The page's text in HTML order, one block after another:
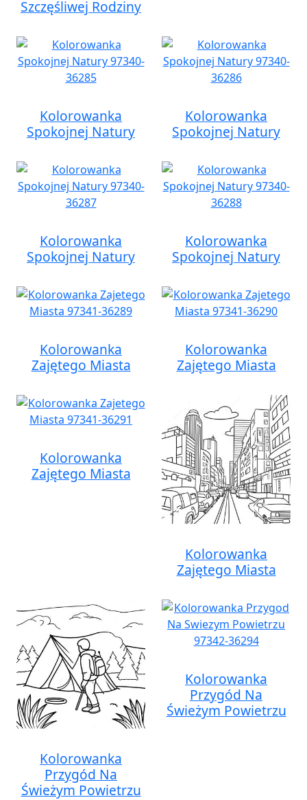
Szczęśliwej Rodziny
Kolorowanka
Spokojnej Natury
Kolorowanka
Spokojnej Natury
Kolorowanka
Spokojnej Natury
Kolorowanka
Spokojnej Natury
Kolorowanka
Zajętego Miasta
Kolorowanka
Zajętego Miasta
Kolorowanka
Zajętego Miasta
Kolorowanka
Zajętego Miasta
Kolorowanka
Przygód Na
Świeżym Powietrzu
Kolorowanka
Przygód Na
Świeżym Powietrzu